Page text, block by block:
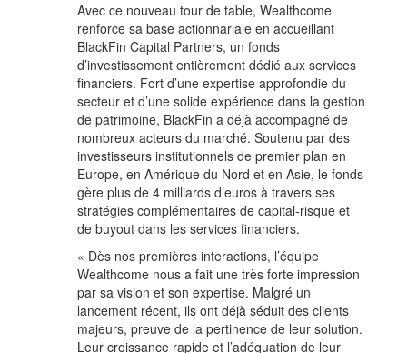
Avec ce nouveau tour de table, Wealthcome
renforce sa base actionnariale en accueillant
BlackFin Capital Partners, un fonds
d’investissement entièrement dédié aux services
financiers. Fort d’une expertise approfondie du
secteur et d’une solide expérience dans la gestion
de patrimoine, BlackFin a déjà accompagné de
nombreux acteurs du marché. Soutenu par des
investisseurs institutionnels de premier plan en
Europe, en Amérique du Nord et en Asie, le fonds
gère plus de 4 milliards d’euros à travers ses
stratégies complémentaires de capital-risque et
de buyout dans les services financiers.
« Dès nos premières interactions, l’équipe
Wealthcome nous a fait une très forte impression
par sa vision et son expertise. Malgré un
lancement récent, ils ont déjà séduit des clients
majeurs, preuve de la pertinence de leur solution.
Leur croissance rapide et l’adéquation de leur